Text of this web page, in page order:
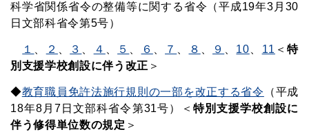
科学省関係省令の整備等に関する省令（平成19年3月30
日文部科省令第5号）
１ ２ ３ ４ ５ ６ ７ ８ ９ 10 11 ＜ 特
別支援学校創設に伴う改正 ＞
◆教育職員免許法施行規則の一部を改正する省令
（平成
18年8月7日文部科省令第31号）＜ 特別支援学校創設に
伴う修得単位数の規定 ＞